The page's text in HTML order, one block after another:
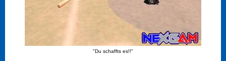
"Du schaffts es!!"